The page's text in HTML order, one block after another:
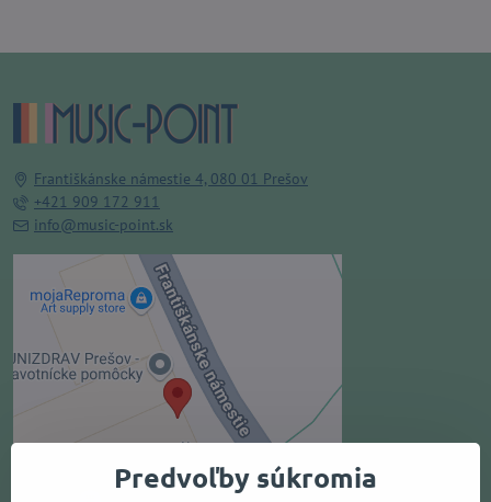
Františkánske námestie 4, 080 01 Prešov
+421 909 172 911
info@music-point.sk
Externý obsah je blokovaný
Voľbami súkromia
Prajete si načítať externý obsah?
Povoliť tentokrát
Povoliť a zapamätať - súhlas s
Predvoľby súkromia